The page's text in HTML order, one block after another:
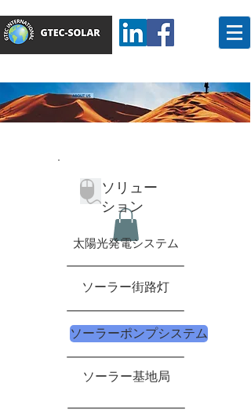
ソリュー
ション
太陽光発電システム
ソーラー街路灯
ソーラーポンプシステム
ソーラー基地局